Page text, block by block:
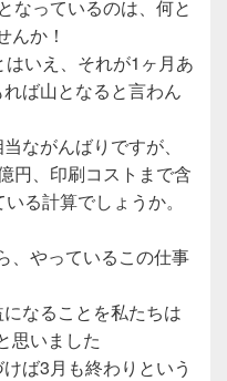
なっているのは、何と
んか！
いえ、それが1ヶ月あ
ば山となると言わん
ながんばりですが、
円、印刷コストまで含
る計算でしょうか。
、やっているこの仕事
なることを私たちは
思いました
ば3月も終わりという